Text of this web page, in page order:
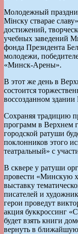
Молодежный
Мінску стварае
достижений,
учебных заведений
фонда Президента
молодежи,
«Минск-Арены».
В этот же день в
состоится
воссозданном
Сохраняя традицию
программ в Верхнем
городской ратуши
поклонников этого
театральный» с
В сквере у ратуши
провести «Минскую
выставку
писателей и
герои проведут
акция буккроссинг
будет взять книги
вернуть в